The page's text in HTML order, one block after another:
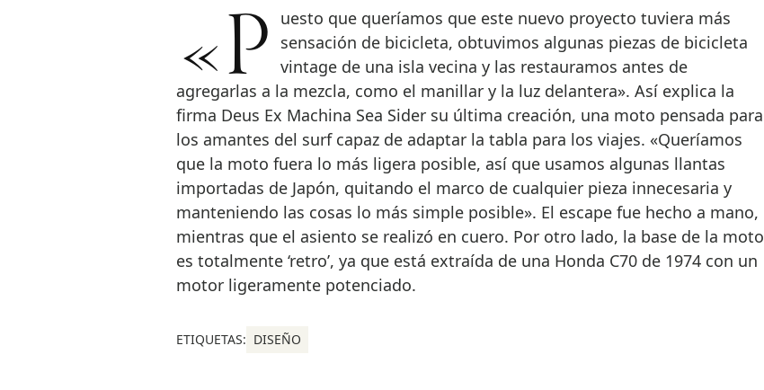
«Puesto que queríamos que este nuevo proyecto tuviera más
sensación de bicicleta, obtuvimos algunas piezas de bicicleta
vintage de una isla vecina y las restauramos antes de
agregarlas a la mezcla, como el manillar y la luz delantera». Así explica la
firma Deus Ex Machina Sea Sider su última creación, una moto pensada para
los amantes del surf capaz de adaptar la tabla para los viajes. «Queríamos
que la moto fuera lo más ligera posible, así que usamos algunas llantas
importadas de Japón, quitando el marco de cualquier pieza innecesaria y
manteniendo las cosas lo más simple posible». El escape fue hecho a mano,
mientras que el asiento se realizó en cuero. Por otro lado, la base de la moto
es totalmente ‘retro’, ya que está extraída de una Honda C70 de 1974 con un
motor ligeramente potenciado.
ETIQUETAS: DISEÑO